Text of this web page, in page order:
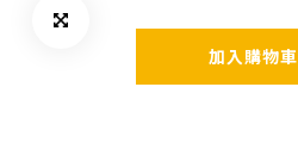
加入購物車